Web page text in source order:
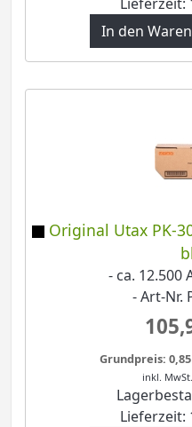
In den
Original Utax PK-
- ca. 12.500
- Art-Nr.
Grundpreis:
inkl. MwSt.
Lieferzeit: